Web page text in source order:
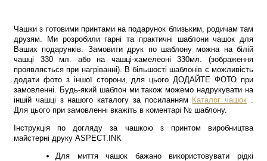
Чашки з готовими принтами на подарунок близьким, родичам там
друзям. Ми розробили гарні та практичні шаблони чашок для
Ваших подарунків. Замовити друк по шаблону можна на білій
чашці 330 мл. або на чашці-хамелеоні 330мл. (зображення
проявляється при нагріванні). В більшості шаблонів є можливість
додати фото з іншої сторони, для цього ДОДАЙТЕ ФОТО при
замовленні. Будь-який шаблон ми також можемо надрукувати на
іншій чашці з нашого каталогу за посиланням Каталог чашок .
Для цього при замовленні вкажіть в коментарі № шаблону.
Інструкція по догляду за чашкою з принтом виробництва
майстерні друку ASPECT.INK
Для миття чашок бажано використовувати рідкі